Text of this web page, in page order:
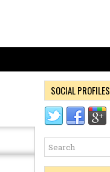
SOCIAL PROFILES